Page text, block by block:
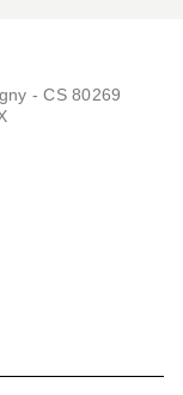
- CS 80269